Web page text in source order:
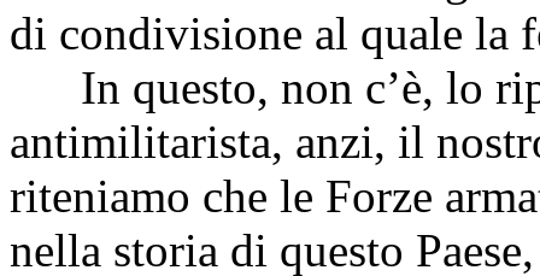
di condivisione al quale la
In questo, non c’è, lo
antimilitarista, anzi, il
riteniamo che le Forze
nella storia di questo